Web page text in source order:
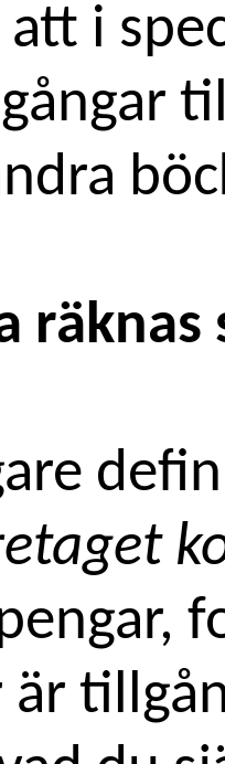
i